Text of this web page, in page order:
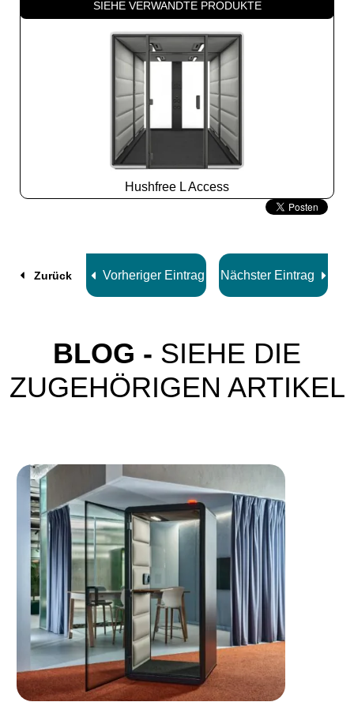
SIEHE VERWANDTE PRODUKTE
Hushfree L Access
Slide
Zurück Vorheriger Eintrag Nächster Eintrag
BLOG - SIEHE DIE
ZUGEHÖRIGEN ARTIKEL